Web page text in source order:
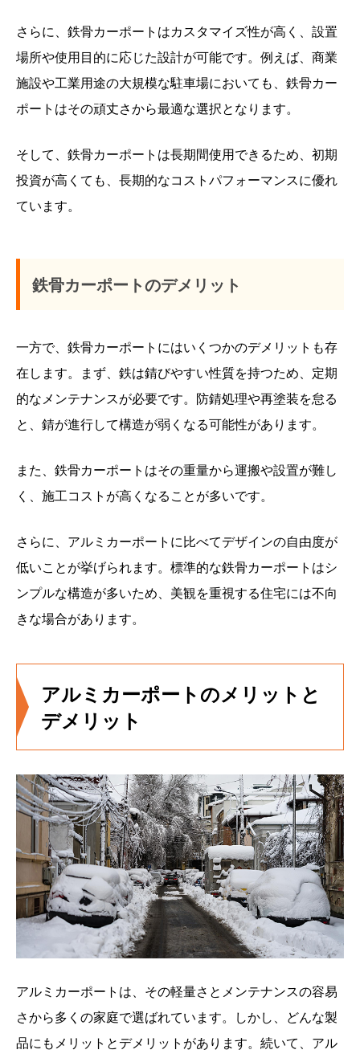
さらに、鉄骨カーポートはカスタマイズ性が高く、設置
場所や使用目的に応じた設計が可能です。例えば、商業
施設や工業用途の大規模な駐車場においても、鉄骨カー
ポートはその頑丈さから最適な選択となります。
そして、鉄骨カーポートは長期間使用できるため、初期
投資が高くても、長期的なコストパフォーマンスに優れ
ています。
鉄骨カーポートのデメリット
一方で、鉄骨カーポートにはいくつかのデメリットも存
在します。まず、鉄は錆びやすい性質を持つため、定期
的なメンテナンスが必要です。防錆処理や再塗装を怠る
と、錆が進行して構造が弱くなる可能性があります。
また、鉄骨カーポートはその重量から運搬や設置が難し
く、施工コストが高くなることが多いです。
さらに、アルミカーポートに比べてデザインの自由度が
低いことが挙げられます。標準的な鉄骨カーポートはシ
ンプルな構造が多いため、美観を重視する住宅には不向
きな場合があります。
アルミカーポートのメリットと
デメリット
アルミカーポートは、その軽量さとメンテナンスの容易
さから多くの家庭で選ばれています。しかし、どんな製
品にもメリットとデメリットがあります。続いて、アル